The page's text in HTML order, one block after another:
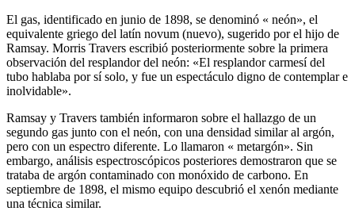
El gas, identificado en junio de 1898, se denominó « neón», el
equivalente griego del latín novum (nuevo), sugerido por el hijo de
Ramsay. Morris Travers escribió posteriormente sobre la primera
observación del resplandor del neón: «El resplandor carmesí del
tubo hablaba por sí solo, y fue un espectáculo digno de contemplar e
inolvidable».
Ramsay y Travers también informaron sobre el hallazgo de un
segundo gas junto con el neón, con una densidad similar al argón,
pero con un espectro diferente. Lo llamaron « metargón». Sin
embargo, análisis espectroscópicos posteriores demostraron que se
trataba de argón contaminado con monóxido de carbono. En
septiembre de 1898, el mismo equipo descubrió el xenón mediante
una técnica similar.